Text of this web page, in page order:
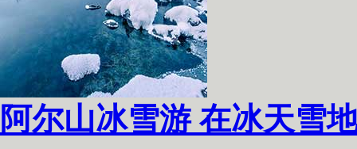
阿尔山冰雪游 在冰天雪